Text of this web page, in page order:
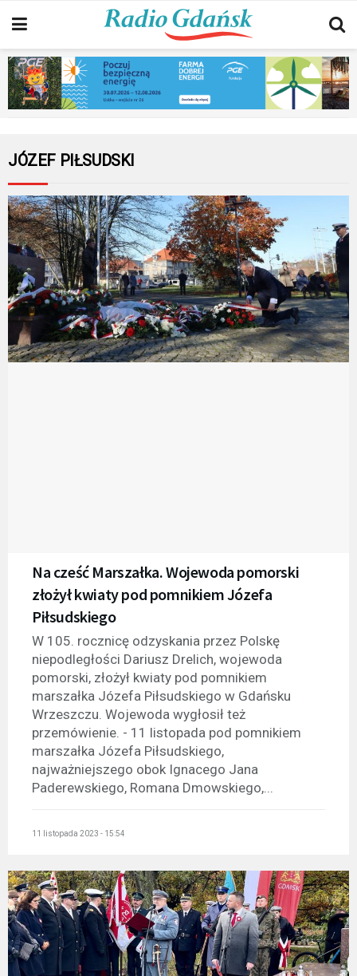
JÓZEF PIŁSUDSKI
Na cześć Marszałka. Wojewoda pomorski
złożył kwiaty pod pomnikiem Józefa
Piłsudskiego
W 105. rocznicę odzyskania przez Polskę
niepodległości Dariusz Drelich, wojewoda
pomorski, złożył kwiaty pod pomnikiem
marszałka Józefa Piłsudskiego w Gdańsku
Wrzeszczu. Wojewoda wygłosił też
przemówienie. - 11 listopada pod pomnikiem
marszałka Józefa Piłsudskiego,
najważniejszego obok Ignacego Jana
Paderewskiego, Romana Dmowskiego,...
11 listopada 2023 - 15:54